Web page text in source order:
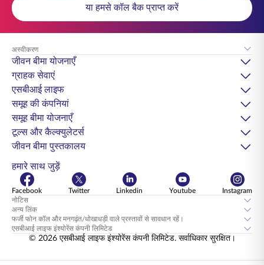
या हमसे कॉल बैक प्राप्त करें
अस्वीकरण
जीवन बीमा योजनाएँ
ग्राहक सेवाएं
एसबीआई लाइफ
समूह की कंपनियां
समूह बीमा योजनाएँ
टूल्स और कैल्क्युलेटर्स
जीवन बीमा पुस्तकालय
हमारे साथ जुड़ें
Facebook Twitter Linkedin Youtube
Instagram
नोटिस
अन्य लिंक
फर्जी फोन कॉल और मनगढ़ंत/धोखाधड़ी वाले प्रस्तावों से सावधान रहें।
एसबीआई लाइफ इंश्योरेंस कंपनी लिमिटेड
© 2026 एसबीआई लाइफ इंश्योरेंस कंपनी लिमिटेड. सर्वाधिकार सुरक्षित।